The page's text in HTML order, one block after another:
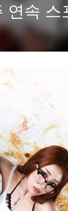
연속